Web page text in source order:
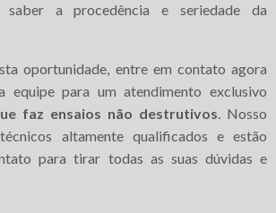
saber a procedência e seriedade da
oportunidade, entre em contato agora
equipe para um atendimento exclusivo
faz ensaios não destrutivos. Nosso
altamente qualificados e estão
para tirar todas as suas dúvidas e